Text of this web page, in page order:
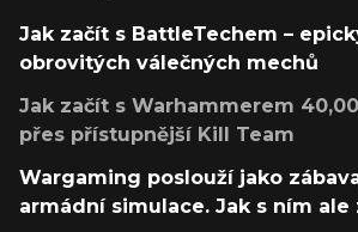
Jak začít s BattleTechem –
obrovitých válečných mechů
Jak začít s Warhammerem
přes přístupnější Kill Team
Wargaming poslouží jako
armádní simulace. Jak s ním ale